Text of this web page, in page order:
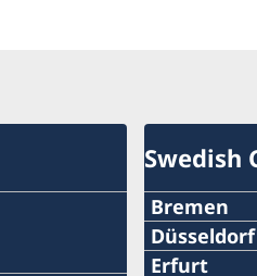
Swedish
Bremen
Phone:
Düsseldorf
Phone:
Erfurt